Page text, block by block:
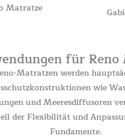
Matratze
für Reno
Matratzen werden
wie
und Meeresdiffusoren
der Flexibilität und
Fundamente.